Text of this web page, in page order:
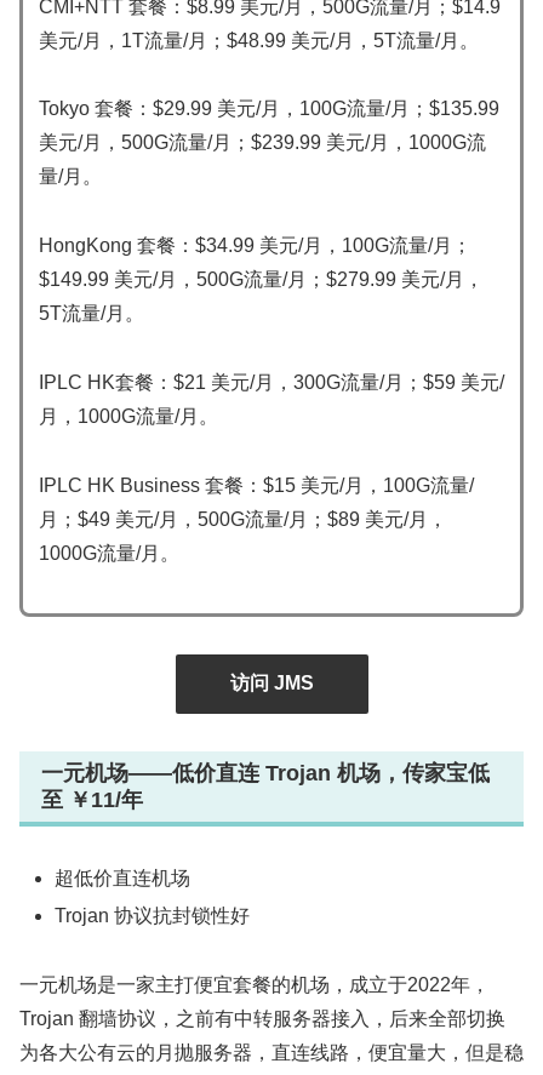
CMI+NTT 套餐：$8.99 美元/月，500G流量/月；$14.9
美元/月，1T流量/月；$48.99 美元/月，5T流量/月。
Tokyo 套餐：$29.99 美元/月，100G流量/月；$135.99
美元/月，500G流量/月；$239.99 美元/月，1000G流
量/月。
HongKong 套餐：$34.99 美元/月，100G流量/月；
$149.99 美元/月，500G流量/月；$279.99 美元/月，
5T流量/月。
IPLC HK套餐：$21 美元/月，300G流量/月；$59 美元/
月，1000G流量/月。
IPLC HK Business 套餐：$15 美元/月，100G流量/
月；$49 美元/月，500G流量/月；$89 美元/月，
1000G流量/月。
访问 JMS
一元机场——低价直连 Trojan 机场，传家宝低
至 ￥11/年
超低价直连机场
Trojan 协议抗封锁性好
一元机场是一家主打便宜套餐的机场，成立于2022年，
Trojan 翻墙协议，之前有中转服务器接入，后来全部切换
为各大公有云的月抛服务器，直连线路，便宜量大，但是稳